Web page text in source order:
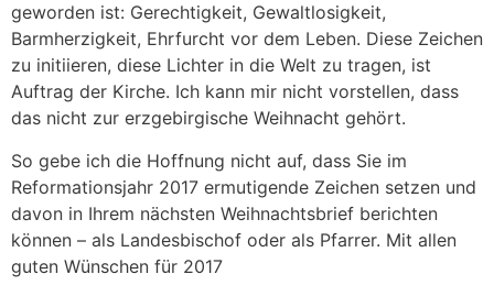
geworden ist: Gerechtigkeit, Gewaltlosigkeit,
Barmherzigkeit, Ehrfurcht vor dem Leben. Diese Zeichen
zu initiieren, diese Lichter in die Welt zu tragen, ist
Auftrag der Kirche. Ich kann mir nicht vorstellen, dass
das nicht zur erzgebirgische Weihnacht gehört.
So gebe ich die Hoffnung nicht auf, dass Sie im
Reformationsjahr 2017 ermutigende Zeichen setzen und
davon in Ihrem nächsten Weihnachtsbrief berichten
können – als Landesbischof oder als Pfarrer. Mit allen
guten Wünschen für 2017